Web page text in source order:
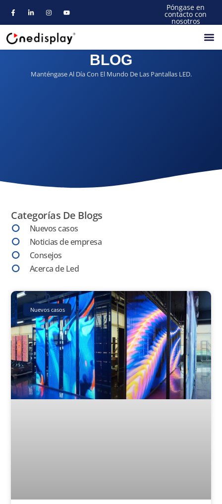
Póngase en
contacto con
nosotros
BLOG
Manténgase Al Día Con El Mundo De Las Pantallas LED.
Categorías De Blogs
Nuevos casos
Noticias de empresa
Consejos
Acerca de Led
Nuevos casos